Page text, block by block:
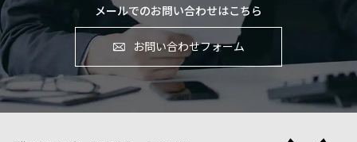
メールでのお問い合わせはこちら
お問い合わせフォーム